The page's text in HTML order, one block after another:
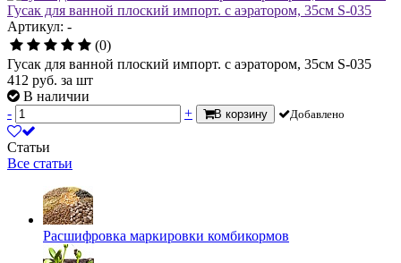
Гусак для ванной плоский импорт. с аэратором, 35см S-035
Артикул: -
(0)
Гусак для ванной плоский импорт. с аэратором, 35см S-035
412 руб. за шт
В наличии
-
+ В корзину Добавлено
Статьи
Все статьи
Расшифровка маркировки комбикормов